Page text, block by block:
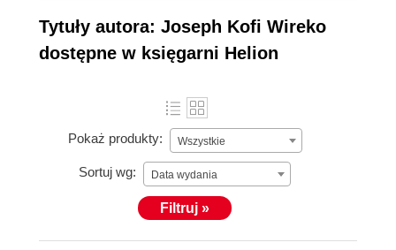
Tytuły autora: Joseph Kofi Wireko
dostępne w księgarni Helion
Pokaż produkty: Wszystkie
Sortuj wg: Data wydania
Filtruj »